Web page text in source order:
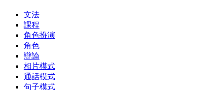
文法
課程
角色扮演
角色
辯論
相片模式
通話模式
句子模式